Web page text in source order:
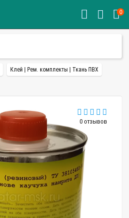
0
Клей | Рем. комплекты | Ткань ПВХ
0 отзывов